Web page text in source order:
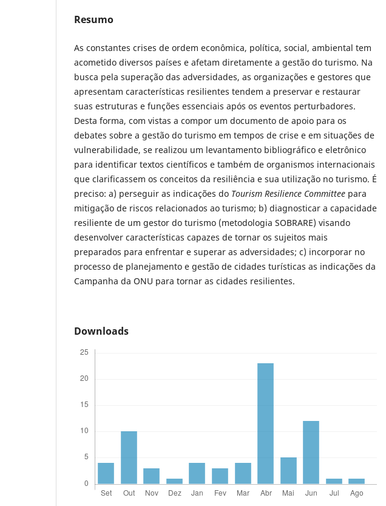
Resumo
As constantes crises de ordem econômica, política, social, ambiental tem
acometido diversos países e afetam diretamente a gestão do turismo. Na
busca pela superação das adversidades, as organizações e gestores que
apresentam características resilientes tendem a preservar e restaurar
suas estruturas e funções essenciais após os eventos perturbadores.
Desta forma, com vistas a compor um documento de apoio para os
debates sobre a gestão do turismo em tempos de crise e em situações de
vulnerabilidade, se realizou um levantamento bibliográfico e eletrônico
para identificar textos científicos e também de organismos internacionais
que clarificassem os conceitos da resiliência e sua utilização no turismo. É
preciso: a) perseguir as indicações do Tourism Resilience Committee para
mitigação de riscos relacionados ao turismo; b) diagnosticar a capacidade
resiliente de um gestor do turismo (metodologia SOBRARE) visando
desenvolver características capazes de tornar os sujeitos mais
preparados para enfrentar e superar as adversidades; c) incorporar no
processo de planejamento e gestão de cidades turísticas as indicações da
Campanha da ONU para tornar as cidades resilientes.
Downloads